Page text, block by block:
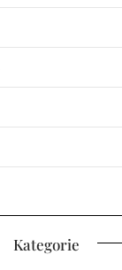
Kategorie